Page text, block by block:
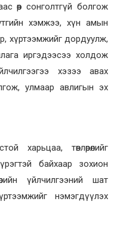
өөр сонголтгүй болгож
хэмжээ, хүн амын
хүртээмжийг дордуулж,
иргэдээсээ холдож
хэзээ авах
улмаар авлигын эх
харьцаа, төвлөрөлийг
байхаар зохион
үйлчилгээний шат
нэмэгдүүлэх